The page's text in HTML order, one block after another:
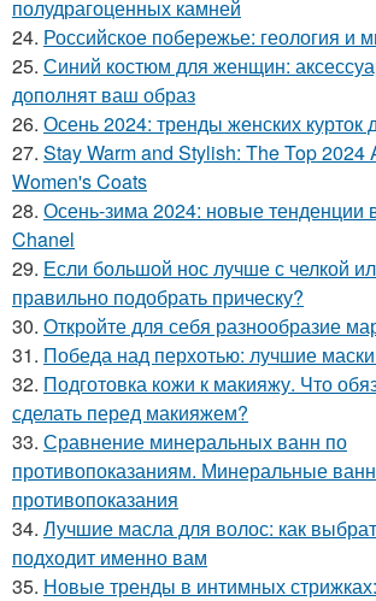
полудрагоценных камней
24. Российское побережье: геология и
25. Синий костюм для женщин:
дополнят ваш образ
26. Осень 2024: тренды женских курток
27. Stay Warm and Stylish: The Top 2024
Women's Coats
28. Осень-зима 2024: новые тенденции
Chanel
29. Если большой нос лучше с челкой
правильно подобрать прическу?
30. Откройте для себя разнообразие
31. Победа над перхотью: лучшие
32. Подготовка кожи к макияжу. Что
сделать перед макияжем?
33. Сравнение минеральных ванн по
противопоказаниям. Минеральные
противопоказания
34. Лучшие масла для волос: как
подходит именно вам
35. Новые тренды в интимных